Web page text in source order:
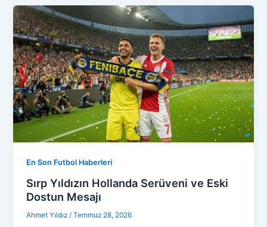
En Son Futbol Haberleri
Sırp Yıldızın Hollanda Serüveni ve Eski
Dostun Mesajı
Ahmet Yıldız/Temmuz 28, 2026